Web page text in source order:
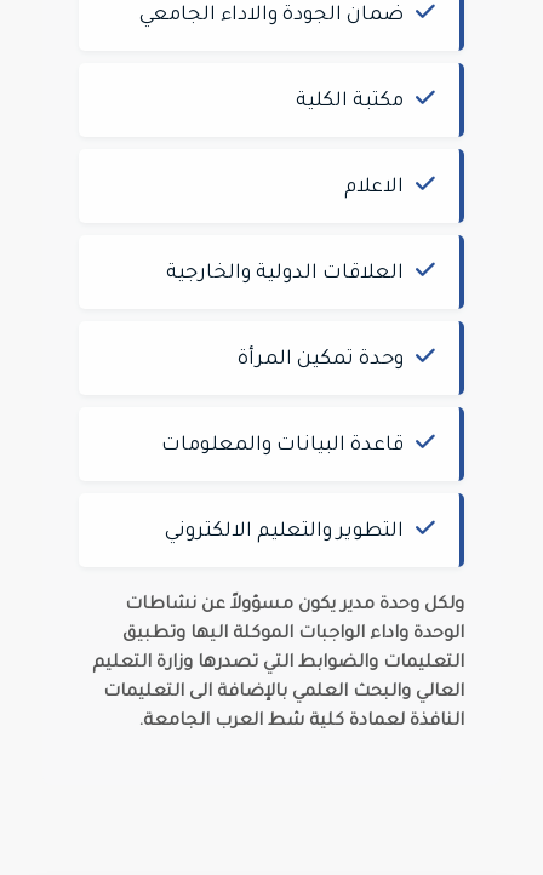
ضمان الجودة والاداء الجامعي
مكتبة الكلية
الاعلام
العلاقات الدولية والخارجية
وحدة تمكين المرأة
قاعدة البيانات والمعلومات
التطوير والتعليم الالكتروني
ولكل وحدة مدير يكون مسؤولاً عن نشاطات
الوحدة واداء الواجبات الموكلة اليها وتطبيق
التعليمات والضوابط التي تصدرها وزارة التعليم
العالي والبحث العلمي بالإضافة الى التعليمات
النافذة لعمادة كلية شط العرب الجامعة.